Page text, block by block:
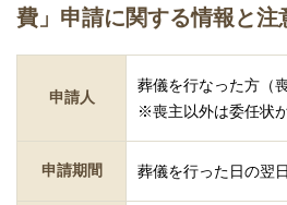
費」申請に関する情報と注
申請人
葬儀を行なった方（喪
※喪主以外は委任状
申請期間 葬儀を行った日の翌